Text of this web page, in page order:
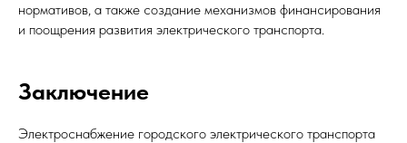
нормативов, а также создание механизмов финансирования
и поощрения развития электрического транспорта.
Заключение
Электроснабжение городского электрического транспорта